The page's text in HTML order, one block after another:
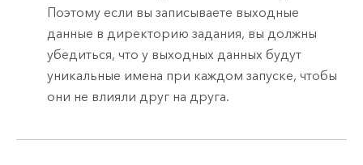
Поэтому если вы записываете выходные
данные в директорию задания, вы должны
убедиться, что у выходных данных будут
уникальные имена при каждом запуске, чтобы
они не влияли друг на друга.